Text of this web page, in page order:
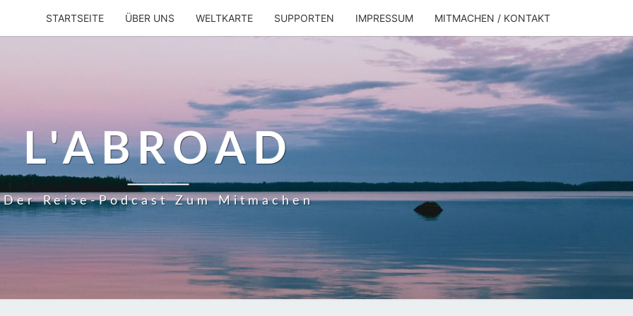
STARTSEITE ÜBER UNS WELTKARTE SUPPORTEN IMPRESSUM MITMACHEN / KONTAKT
L'ABROAD
Der Reise-Podcast Zum Mitmachen